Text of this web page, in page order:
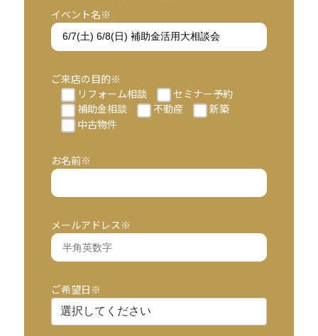
イベント名※
ご来店の目的※
リフォーム相談
セミナー予約
補助金相談
不動産
新築
中古物件
お名前※
メールアドレス※
ご希望日※